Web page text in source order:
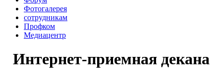
Фотогалерея
сотрудникам
Профком
Медиацентр
Интернет-приемная декана